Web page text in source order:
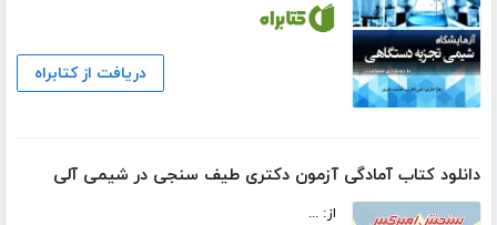
دریافت از کتابراه
دانلود کتاب آمادگی آزمون دکتری طیف سنجی در شیمی آلی
از: ...